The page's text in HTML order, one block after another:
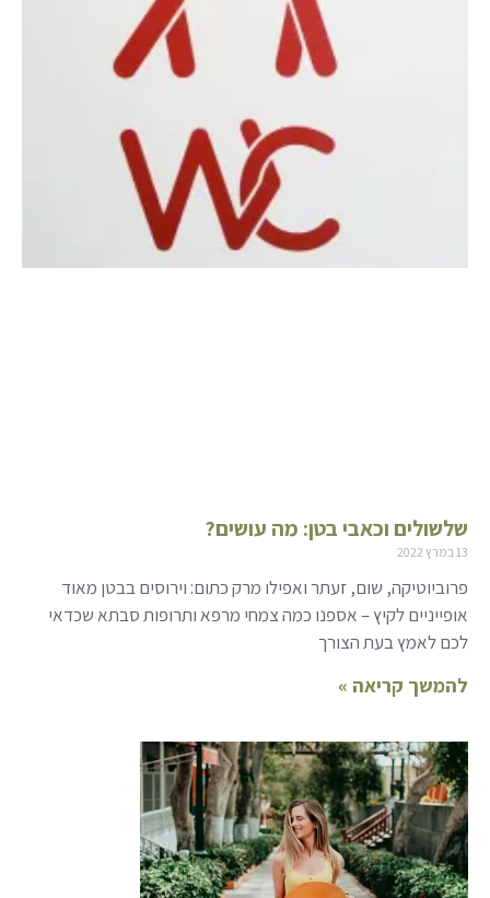
שלשולים וכאבי בטן: מה עושים?
13 במרץ 2022
פרוביוטיקה, שום, זעתר ואפילו מרק כתום: וירוסים בבטן מאוד
אופייניים לקיץ – אספנו כמה צמחי מרפא ותרופות סבתא שכדאי
לכם לאמץ בעת הצורך
להמשך קריאה »